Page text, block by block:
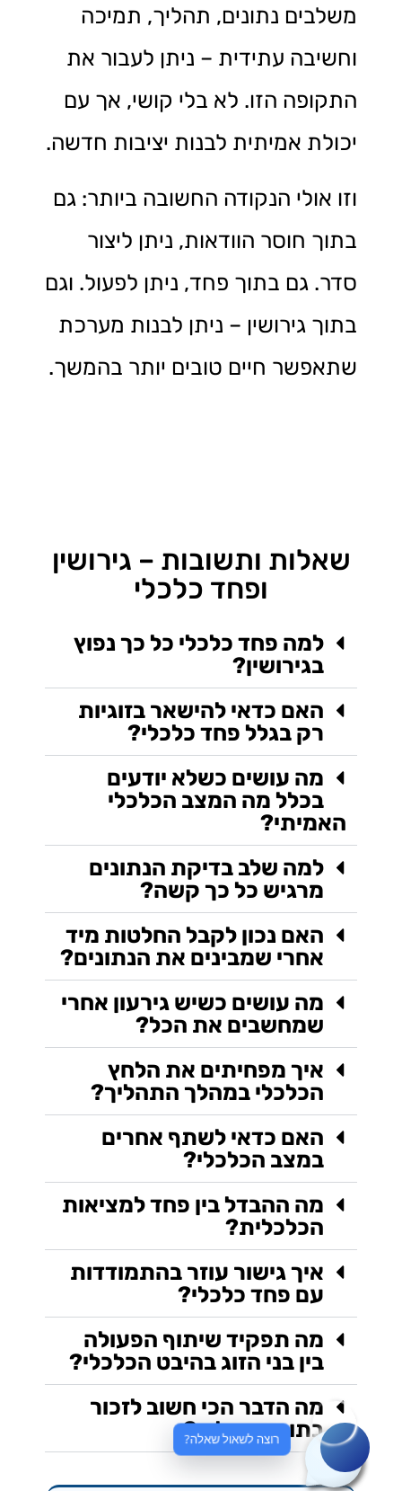
משלבים נתונים, תהליך, תמיכה
וחשיבה עתידית – ניתן לעבור את
התקופה הזו. לא בלי קושי, אך עם
יכולת אמיתית לבנות יציבות חדשה.
וזו אולי הנקודה החשובה ביותר: גם
בתוך חוסר הוודאות, ניתן ליצור
סדר. גם בתוך פחד, ניתן לפעול. וגם
בתוך גירושין – ניתן לבנות מערכת
שתאפשר חיים טובים יותר בהמשך.
שאלות ותשובות – גירושין
ופחד כלכלי
למה פחד כלכלי כל כך נפוץ
בגירושין?
האם כדאי להישאר בזוגיות
רק בגלל פחד כלכלי?
מה עושים כשלא יודעים
בכלל מה המצב הכלכלי
האמיתי?
למה שלב בדיקת הנתונים
מרגיש כל כך קשה?
האם נכון לקבל החלטות מיד
אחרי שמבינים את הנתונים?
מה עושים כשיש גירעון אחרי
שמחשבים את הכל?
איך מפחיתים את הלחץ
הכלכלי במהלך התהליך?
האם כדאי לשתף אחרים
במצב הכלכלי?
מה ההבדל בין פחד למציאות
הכלכלית?
איך גישור עוזר בהתמודדות
עם פחד כלכלי?
מה תפקיד שיתוף הפעולה
בין בני הזוג בהיבט הכלכלי?
מה הדבר הכי חשוב לזכור
בתוך התהליך?
רוצה לשאול שאלה?